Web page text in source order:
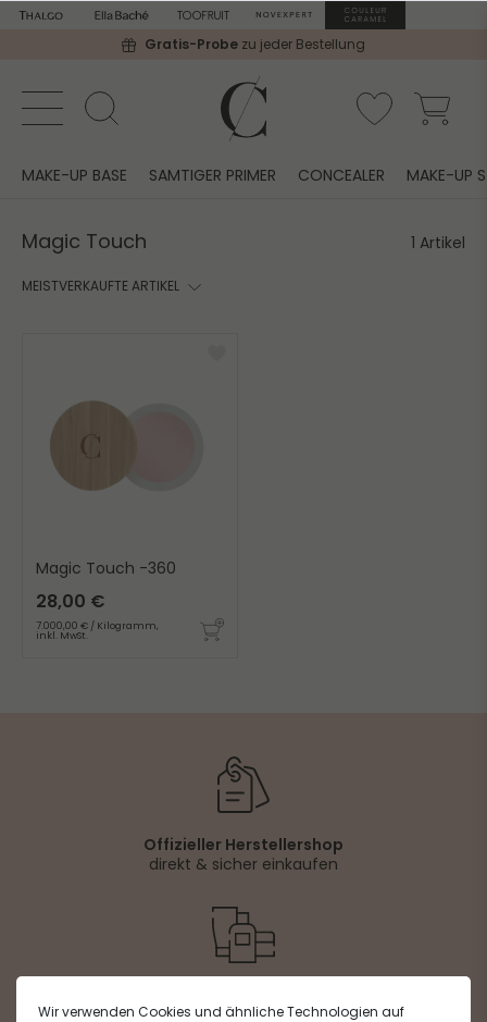
Gratis-Probe zu jeder Bestellung
MAKE-UP BASE MAKE-UP
SAMTIGER PRIMER CONCEALER
Magic Touch 1 Artikel
Magic Touch -360
28,00 €
7.000,00 € / Kilogramm,
inkl. MwSt.
Offizieller Herstellershop
direkt & sicher einkaufen
bei jeder Bestellung
Wir verwenden Cookies und ähnliche Technologien auf